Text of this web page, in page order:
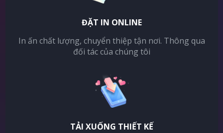
ĐẶT IN ONLINE
In ấn chất lượng, chuyển thiệp tận nơi. Thông qua
đối tác của chúng tôi
TẢI XUỐNG THIẾT KẾ